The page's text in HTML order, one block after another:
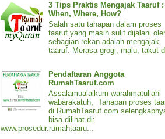
3 Tips Praktis Mengajak Taaruf :
When, Where, How?
Salah satu tahapan dalam proses
taaruf yang masih sulit dijalani
sebagian rekan adalah mengajak
taaruf. Merasa grogi, malu, takut
Pendaftaran Anggota
RumahTaaruf.com
Assalamualaikum warahmatullahi
wabarakatuh, Tahapan proses
di RumahTaaruf.com
bisa dilihat di:
www.prosedur.rumahtaaru...